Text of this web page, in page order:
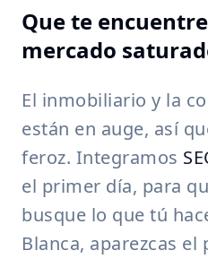
Que te
mercado
El inmobiliario y la
están en auge, así
feroz. Integramos
el primer día, para
busque lo que tú
Blanca, aparezcas el